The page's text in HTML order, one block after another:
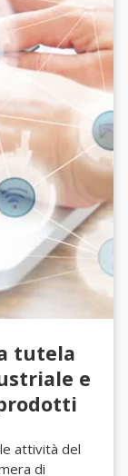
tutela
e
attività del
di